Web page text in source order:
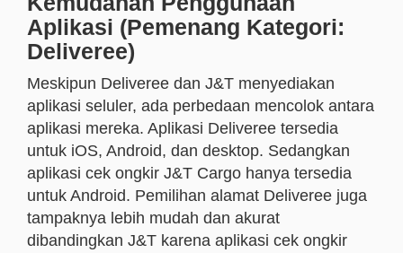
Aplikasi (Pemenang Kategori:
Deliveree)
Meskipun Deliveree dan J&T menyediakan
aplikasi seluler, ada perbedaan mencolok antara
aplikasi mereka. Aplikasi Deliveree tersedia
untuk iOS, Android, dan desktop. Sedangkan
aplikasi cek ongkir J&T Cargo hanya tersedia
untuk Android. Pemilihan alamat Deliveree juga
tampaknya lebih mudah dan akurat
dibandingkan J&T karena aplikasi cek ongkir